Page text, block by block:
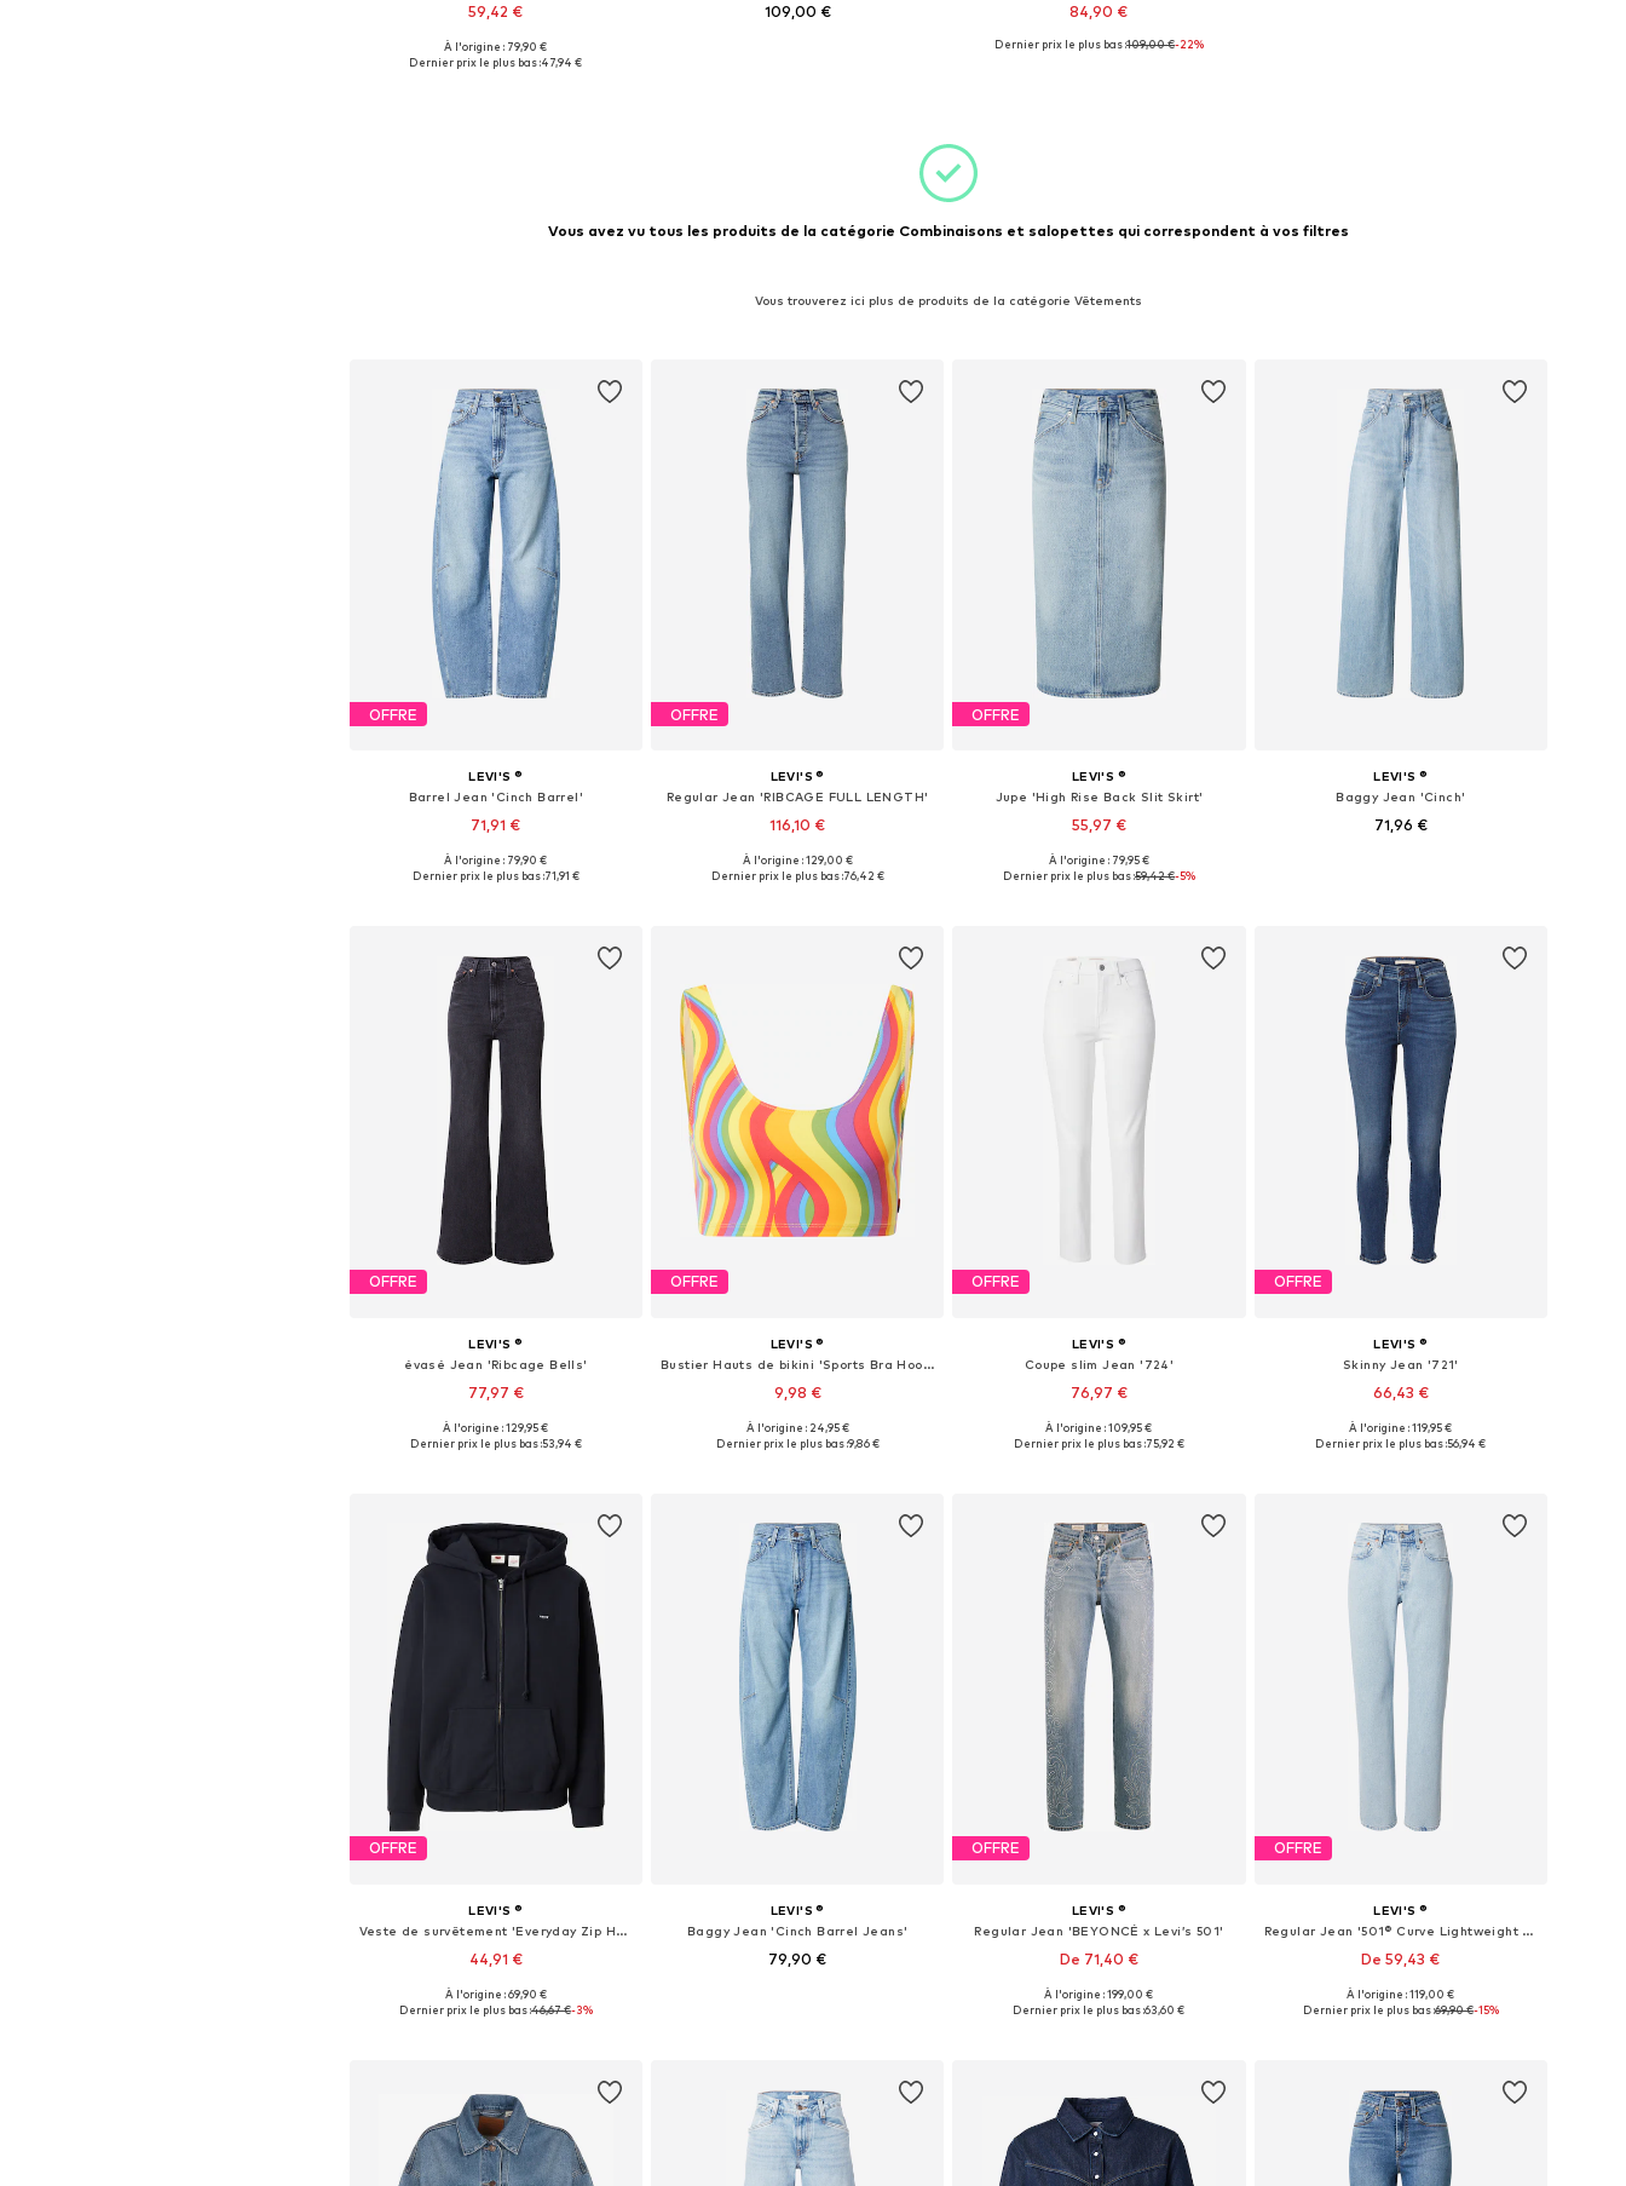
59,42 €
Tailles disponibles: S, M
À l'origine : 79,90 €
Dernier prix le plus bas :47,94 €
109,00 € 84,90 €
Tailles disponibles: S
Dernier prix le plus bas :109,00 €-22%
Vous avez vu tous les produits de la catégorie Combinaisons et salopettes qui correspondent à vos filtres
Vous trouverez ici plus de produits de la catégorie Vêtements
OFFRE
LEVI'S ®
Barrel Jean 'Cinch Barrel'
71,91 €
Disponible en plusieurs tailles
À l'origine : 79,90 €
Dernier prix le plus bas :71,91 €
OFFRE
LEVI'S ®
Regular Jean 'RIBCAGE FULL LENGTH'
116,10 €
Disponible en plusieurs tailles
À l'origine : 129,00 €
Dernier prix le plus bas :76,42 €
OFFRE
LEVI'S ®
Jupe 'High Rise Back Slit Skirt'
55,97 €
Disponible en plusieurs tailles
À l'origine : 79,95 €
Dernier prix le plus bas :59,42 €-5%
LEVI'S ®
Baggy Jean 'Cinch'
71,96 €
OFFRE
LEVI'S ®
évasé Jean 'Ribcage Bells'
77,97 €
+4
Disponible en plusieurs tailles
À l'origine : 129,95 €
Dernier prix le plus bas :53,94 €
OFFRE
LEVI'S ®
Bustier Hauts de bikini 'Sports Bra Hook Up'
9,98 €
Tailles disponibles: 70, 75, 80, 90
À l'origine : 24,95 €
Dernier prix le plus bas :9,86 €
OFFRE
LEVI'S ®
Coupe slim Jean '724'
76,97 €
+15
Disponible en plusieurs tailles
À l'origine : 109,95 €
Dernier prix le plus bas :75,92 €
OFFRE
LEVI'S ®
Skinny Jean '721'
66,43 €
+16
Disponible en plusieurs tailles
À l'origine : 119,95 €
Dernier prix le plus bas :56,94 €
OFFRE
LEVI'S ®
Veste de survêtement 'Everyday Zip Hoodie'
44,91 €
Tailles disponibles: S, M, L
À l'origine : 69,90 €
Dernier prix le plus bas :46,67 €-3%
LEVI'S ®
Baggy Jean 'Cinch Barrel Jeans'
79,90 €
OFFRE
LEVI'S ®
Regular Jean 'BEYONCÉ x Levi’s 501'
De 71,40 €
Disponible en plusieurs tailles
À l'origine : 199,00 €
Dernier prix le plus bas :63,60 €
OFFRE
LEVI'S ®
Regular Jean '501® Curve Lightweight Jeans'
De 59,43 €
Disponible en plusieurs tailles
À l'origine : 119,00 €
Dernier prix le plus bas :69,90 €-15%